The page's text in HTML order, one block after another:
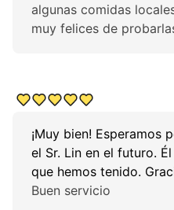
algunas comidas
muy felices de
¡Muy bien! Esperamos
el Sr. Lin en el futuro.
que hemos tenido.
Buen servicio